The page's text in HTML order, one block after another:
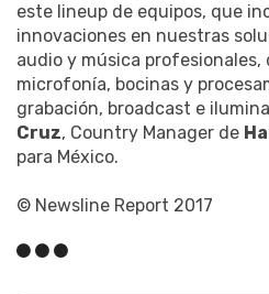
este lineup de equipos, que
innovaciones en nuestras
audio y música profesionales,
microfonía, bocinas y
grabación, broadcast e
Cruz, Country Manager de
para México.
© Newsline Report 2017